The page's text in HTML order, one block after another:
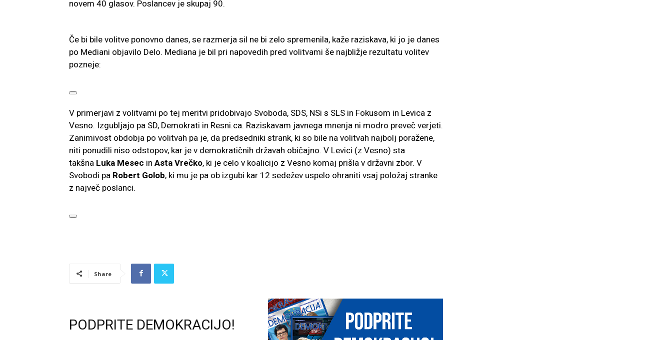
novem 40 glasov. Poslancev je skupaj 90.
Če bi bile volitve ponovno danes, se razmerja sil ne bi zelo spremenila, kaže raziskava, ki jo je danes
po Mediani objavilo Delo. Mediana je bil pri napovedih pred volitvami še najbližje rezultatu volitev
pozneje:
V primerjavi z volitvami po tej meritvi pridobivajo Svoboda, SDS, NSi s SLS in Fokusom in Levica z
Vesno. Izgubljajo pa SD, Demokrati in Resni.ca. Raziskavam javnega mnenja ni modro preveč verjeti.
Zanimivost obdobja po volitvah pa je, da predsedniki strank, ki so bile na volitvah najbolj poražene,
niti ponudili niso odstopov, kar je v demokratičnih državah običajno. V Levici (z Vesno) sta
takšna Luka Mesec in Asta Vrečko, ki je celo v koalicijo z Vesno komaj prišla v državni zbor. V
Svobodi pa Robert Golob, ki mu je pa ob izgubi kar 12 sedežev uspelo ohraniti vsaj položaj stranke
z največ poslanci.
Share
PODPRITE DEMOKRACIJO!